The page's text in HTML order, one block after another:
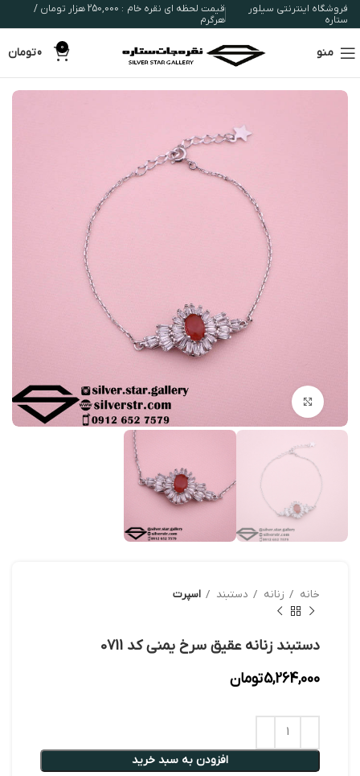
فروشگاه اینترنتی سیلور
ستاره
قیمت لحظه ای نقره خام : 250,000 هزار تومان /
هرگرم
منو 0
0تومان
خانه زنانه دستبند اسپرت
دستبند زنانه عقیق سرخ یمنی کد 0711
5,264,000تومان
افزودن به سبد خرید